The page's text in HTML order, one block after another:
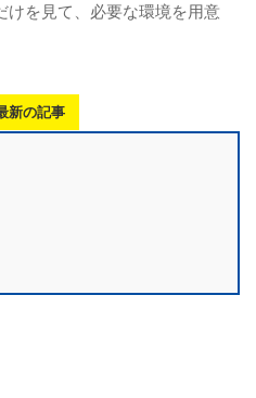
けを見て、必要な環境を用意
新の記事